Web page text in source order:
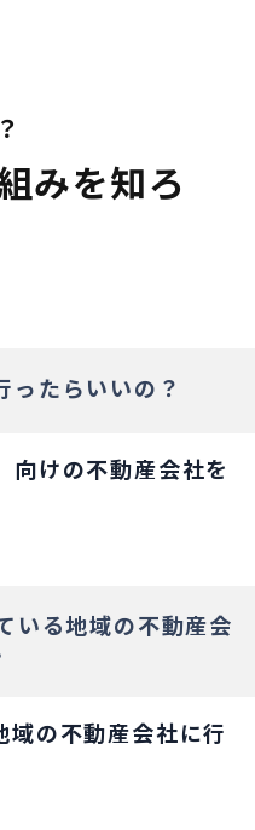
みを知ろ
ったらいいの？
向けの不動産会社を
いる地域の不動産会
域の不動産会社に行